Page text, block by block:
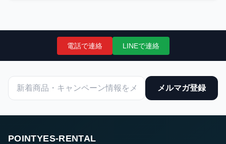
電話で連絡 LINEで連絡
メルマガ登録
POINTYES-RENTAL